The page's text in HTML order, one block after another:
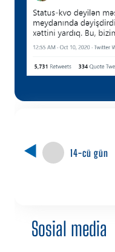
14-cü gün
Sosial media